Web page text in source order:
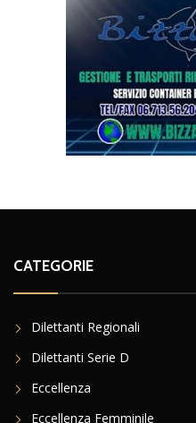
CATEGORIE
Dilettanti Regionali
Dilettanti Serie D
Eccellenza
Eccellenza Femminile